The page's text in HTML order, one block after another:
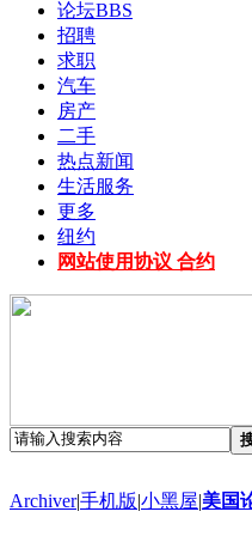
论坛BBS
招聘
求职
汽车
房产
二手
热点新闻
生活服务
更多
纽约
网站使用协议 合约
Archiver|手机版|小黑屋|美国